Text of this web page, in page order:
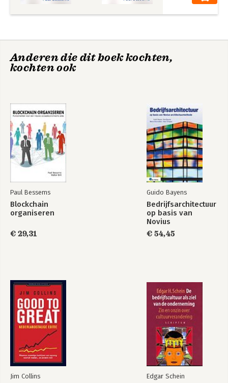
Weconomics
Bekijk alle boeken
Anderen die dit boek kochten,
kochten ook
Paul Bessems
Blockchain
organiseren
€ 29,31
Guido Bayens
Bedrijfsarchitectuur
op basis van
Novius
€ 54,45
Jim Collins Edgar Schein